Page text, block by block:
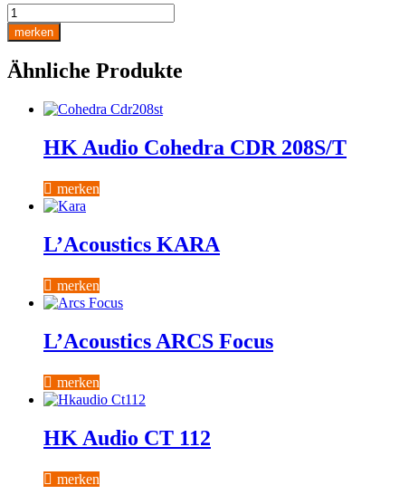
Yamaha
MG12XU
Menge
merken
Ähnliche Produkte
HK Audio Cohedra CDR 208S/T
merken
L’Acoustics KARA
merken
L’Acoustics ARCS Focus
merken
HK Audio CT 112
merken